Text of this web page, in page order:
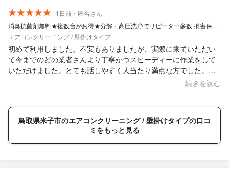
1日前・匿名さん
消臭抗菌剤無料★複数台がお得★分解・高圧洗浄でリピーター多数 損害保険加入中
エアコンクリーニング / 壁掛けタイプ
初めて利用しました。不安もありましたが、実際に来ていただい
て今までのどの業者さんより丁寧かつスピーディーに作業をして
いただけました。とても話しやすく人当たり満点な方でした。素
晴らしかったです。料金も安く、またお願いしたいと思います。
続きを読む
鳥取県米子市のエアコンクリーニング / 壁掛けタイプの口コ
ミをもっと見る